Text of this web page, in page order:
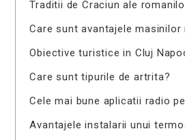
Traditii de Craciun ale
Care sunt avantajele masinilor
Obiective turistice in Cluj
Care sunt tipurile de artrita?
Cele mai bune aplicatii radio
Avantajele instalarii unui